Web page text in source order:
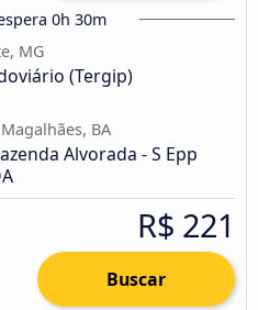
0h 30m
MG
(Tergip)
BA
Alvorada - S Epp
R$ 221
Buscar